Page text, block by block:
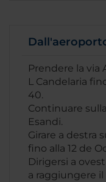
Prendere la via
L Candelaria
40.
Continuare
Esandi.
Girare a destra
fino alla 12 de
Dirigersi a
a raggiungere il